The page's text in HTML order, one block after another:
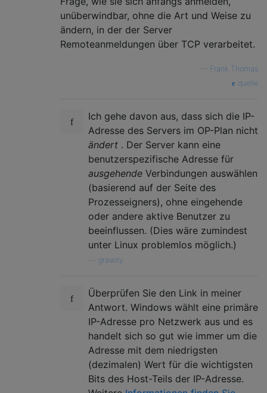
unüberwindbar, ohne die Art und Weise zu
ändern, in der der Server
Remoteanmeldungen über TCP verarbeitet.
Frank Thomas
quelle
Ich gehe davon aus, dass sich die IP-
Adresse des Servers im OP-Plan nicht
ändert . Der Server kann eine
benutzerspezifische Adresse für
ausgehende Verbindungen auswählen
(basierend auf der Seite des
Prozesseigners), ohne eingehende
oder andere aktive Benutzer zu
beeinflussen. (Dies wäre zumindest
unter Linux problemlos möglich.)
grawity
Überprüfen Sie den Link in meiner
Antwort. Windows wählt eine primäre
IP-Adresse pro Netzwerk aus und es
handelt sich so gut wie immer um die
Adresse mit dem niedrigsten
(dezimalen) Wert für die wichtigsten
Bits des Host-Teils der IP-Adresse.